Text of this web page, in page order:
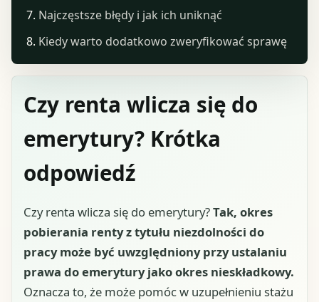
Czy renta wlicza się do
emerytury? Krótka
odpowiedź
Czy renta wlicza się do emerytury?Tak, okres
pobierania renty z tytułu niezdolności do
pracy może być uwzględniony przy ustalaniu
prawa do emerytury jako okres nieskładkowy.
Oznacza to, że może pomóc w uzupełnieniu stażu
Najczęstsze błędy i jak ich uniknąć
Kiedy warto dodatkowo zweryfikować sprawę